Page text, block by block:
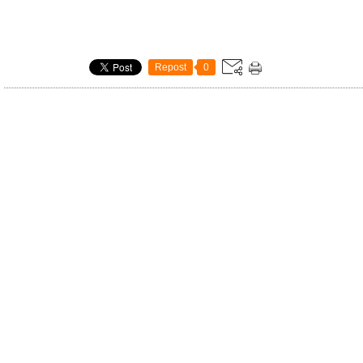
Repost 0